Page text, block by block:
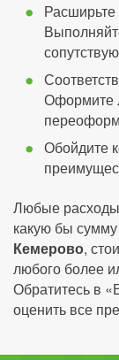
Расширьте
Оформите
Обойдите
Любые
какую бы
Кемерово,
любого более
Обратитесь в
оценить все